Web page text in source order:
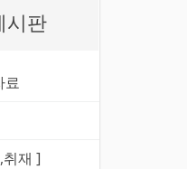
시판
료
재 ]